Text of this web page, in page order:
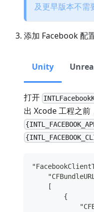
及更早版本不需
添加 Facebook 配
Unity
打开
出 Xcode 工程之前
    [
        {